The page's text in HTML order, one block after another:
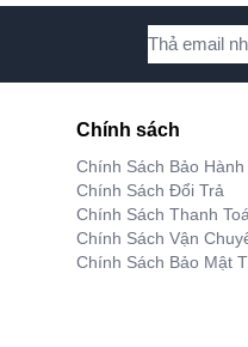
Chính sách
Chính Sách Bảo Hành
Chính Sách Đổi Trả
Chính Sách Thanh
Chính Sách Vận
Chính Sách Bảo Mật